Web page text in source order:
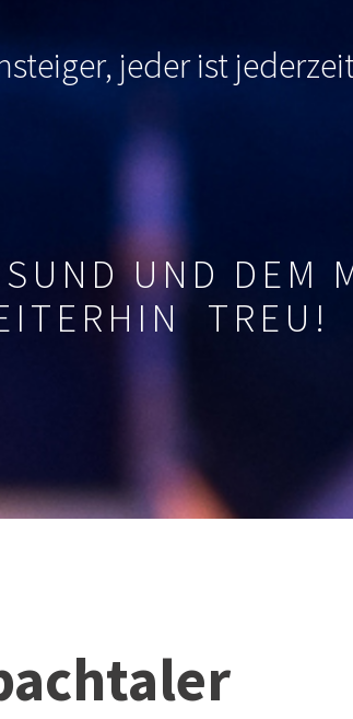
jeder ist
UND DEM
TREU!